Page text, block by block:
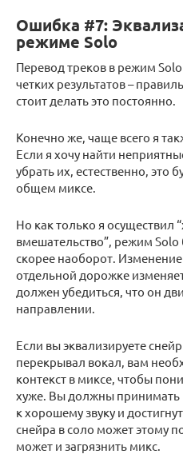
Ошибка #7:
режиме Solo
Перевод треков в режим
четких результатов –
стоит делать это постоянно.
Конечно же, чаще всего я
Если я хочу найти
убрать их, естественно, это
общем миксе.
Но как только я осуществил
вмешательство”, режим
скорее наоборот.
отдельной дорожке
должен убедиться, что он
направлении.
Если вы эквализируете
перекрывал вокал, вам
контекст в миксе, чтобы
хуже. Вы должны принимать
к хорошему звуку и
снейра в соло может этому
может и загрязнить микс.